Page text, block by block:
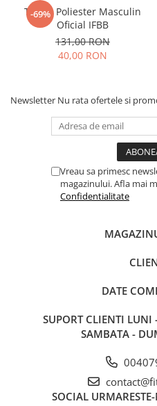
-69%
Tricou Poliester Masculin
Oficial IFBB
131,00 RON
40,00 RON
Newsletter Nu rata ofertele si
Vreau sa primesc
magazinului. Afla mai
Confidentialitate
DATE
SUPORT CLIENTI LUNI
SAMBATA -
SOCIAL